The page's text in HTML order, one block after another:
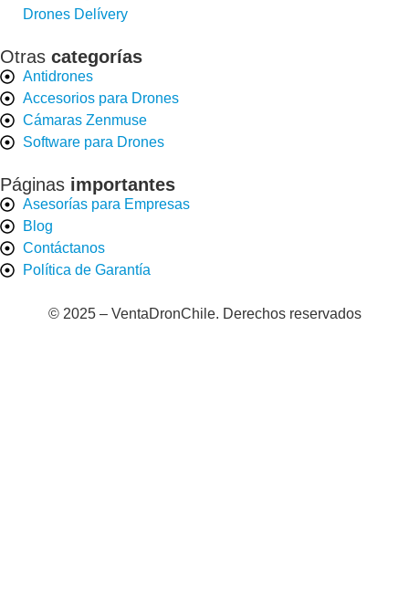
Drones Delívery
Otras categorías
Antidrones
Accesorios para Drones
Cámaras Zenmuse
Software para Drones
Páginas importantes
Asesorías para Empresas
Blog
Contáctanos
Política de Garantía
© 2025 – VentaDronChile. Derechos reservados